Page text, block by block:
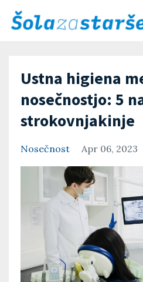
Ustna higiena
nosečnostjo: 5
strokovnjakinje
Nosečnost Apr 06, 2023